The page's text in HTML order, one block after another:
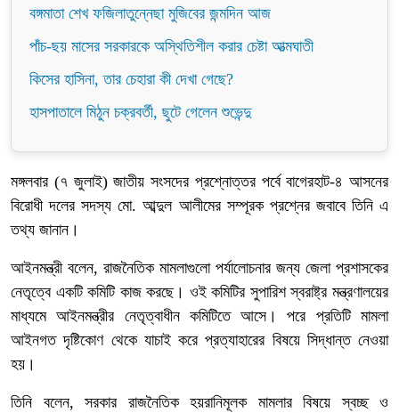
বঙ্গমাতা শেখ ফজিলাতুন্নেছা মুজিবের জন্মদিন আজ
পাঁচ-ছয় মাসের সরকারকে অস্থিতিশীল করার চেষ্টা আত্মঘাতী
কিসের হাসিনা, তার চেহারা কী দেখা গেছে?
হাসপাতালে মিঠুন চক্রবর্তী, ছুটে গেলেন শুভেন্দু
মঙ্গলবার (৭ জুলাই) জাতীয় সংসদের প্রশ্নোত্তর পর্বে বাগেরহাট-৪ আসনের
বিরোধী দলের সদস্য মো. আব্দুল আলীমের সম্পূরক প্রশ্নের জবাবে তিনি এ
তথ্য জানান।
আইনমন্ত্রী বলেন, রাজনৈতিক মামলাগুলো পর্যালোচনার জন্য জেলা প্রশাসকের
নেতৃত্বে একটি কমিটি কাজ করছে। ওই কমিটির সুপারিশ স্বরাষ্ট্র মন্ত্রণালয়ের
মাধ্যমে আইনমন্ত্রীর নেতৃত্বাধীন কমিটিতে আসে। পরে প্রতিটি মামলা
আইনগত দৃষ্টিকোণ থেকে যাচাই করে প্রত্যাহারের বিষয়ে সিদ্ধান্ত নেওয়া
হয়।
তিনি বলেন, সরকার রাজনৈতিক হয়রানিমূলক মামলার বিষয়ে স্বচ্ছ ও